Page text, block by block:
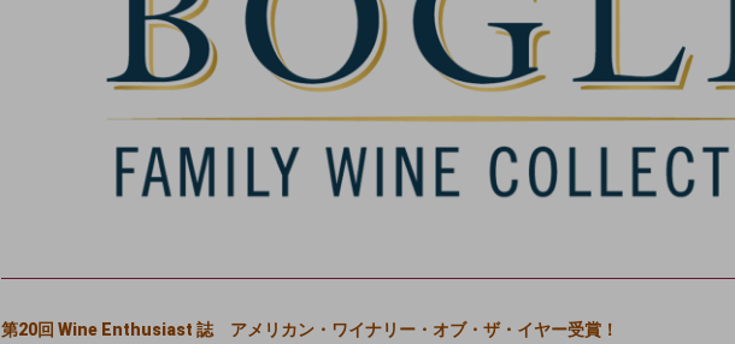
第20回 Wine Enthusiast 誌 アメリカン・ワイナリー・オブ・ザ・イヤー受賞！